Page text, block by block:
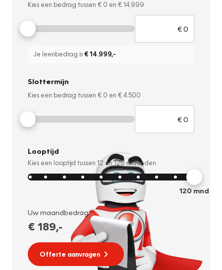
Kies een bedrag tussen € 0 en € 14.999
Je leenbedrag is€ 14.999,-
Slottermijn
Kies een bedrag tussen € 0 en € 4.500
Looptijd
Kies een looptijd tussen 12 en120 maanden
120mnd
Uw maandbedrag:
€ 189,-
Offerte aanvragen